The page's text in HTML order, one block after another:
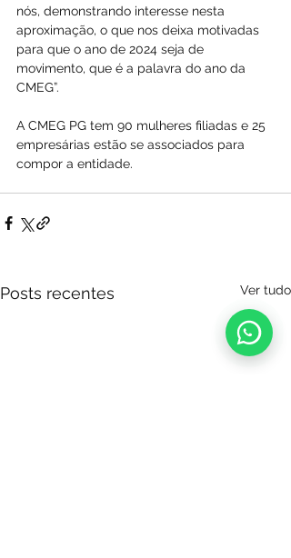
nós, demonstrando interesse nesta
aproximação, o que nos deixa motivadas
para que o ano de 2024 seja de
movimento, que é a palavra do ano da
CMEG”.
A CMEG PG tem 90 mulheres filiadas e 25
empresárias estão se associados para
compor a entidade.
Posts recentes Ver tudo